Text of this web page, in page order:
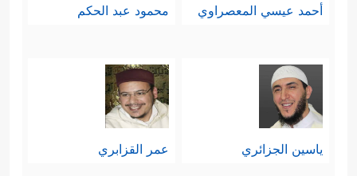
أحمد عيسي المعصراوي محمود عبد الحكم
ياسين الجزائري عمر القزابري